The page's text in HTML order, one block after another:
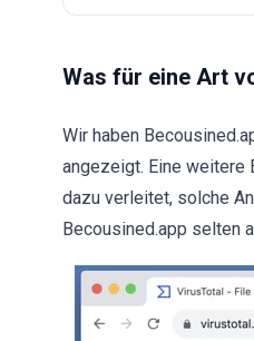
Was für eine Art
Wir haben
angezeigt. Eine weitere
dazu verleitet, solche
Becousined.app selten